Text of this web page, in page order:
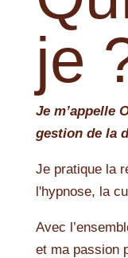
je
Je m’appelle
gestion de la
Je pratique la
l'hypnose, la
Avec
et ma passion